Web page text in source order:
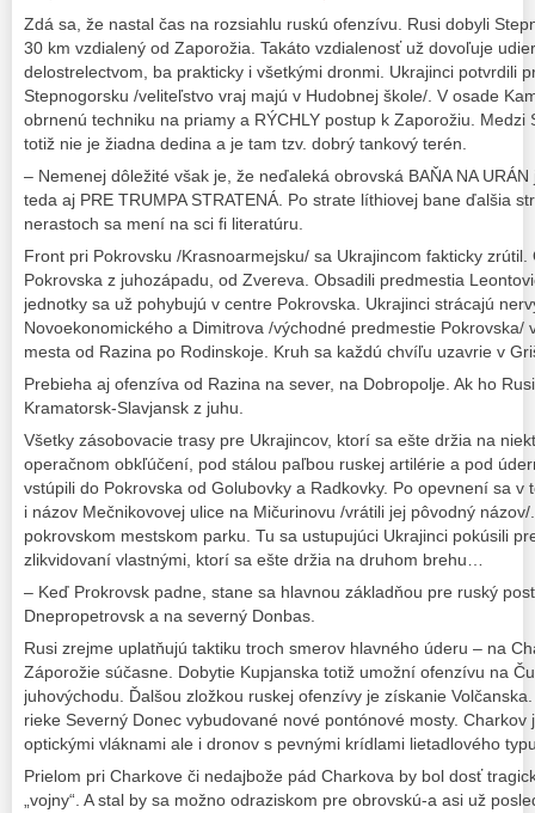
Zdá sa, že nastal čas na rozsiahlu ruskú ofenzívu. Rusi dobyli
30 km vzdialený od Zaporožia. Takáto vzdialenosť už dovoľuje
delostrelectvom, ba prakticky i všetkými dronmi. Ukrajinci potvrdili
Stepnogorsku /veliteľstvo vraj majú v Hudobnej škole/. V osade
obrnenú techniku na priamy a RÝCHLY postup k Zaporožiu.
totiž nie je žiadna dedina a je tam tzv. dobrý tankový terén.
– Nemenej dôležité však je, že neďaleká obrovská BAŇA NA
teda aj PRE TRUMPA STRATENÁ. Po strate líthiovej bane ďalšia
nerastoch sa mení na sci fi literatúru.
Front pri Pokrovsku /Krasnoarmejsku/ sa Ukrajincom fakticky zrútil.
Pokrovska z juhozápadu, od Zvereva. Obsadili predmestia
jednotky sa už pohybujú v centre Pokrovska. Ukrajinci strácajú
Novoekonomického a Dimitrova /východné predmestie Pokrovska/
mesta od Razina po Rodinskoje. Kruh sa každú chvíľu uzavrie v
Prebieha aj ofenzíva od Razina na sever, na Dobropolje. Ak ho
Kramatorsk-Slavjansk z juhu.
Všetky zásobovacie trasy pre Ukrajincov, ktorí sa ešte držia na
operačnom obkľúčení, pod stálou paľbou ruskej artilérie a pod
vstúpili do Pokrovska od Golubovky a Radkovky. Po opevnení sa v
i názov Mečnikovovej ulice na Mičurinovu /vrátili jej pôvodný
pokrovskom mestskom parku. Tu sa ustupujúci Ukrajinci pokúsili
zlikvidovaní vlastnými, ktorí sa ešte držia na druhom brehu…
– Keď Prokrovsk padne, stane sa hlavnou základňou pre ruský
Dnepropetrovsk a na severný Donbas.
Rusi zrejme uplatňujú taktiku troch smerov hlavného úderu – na
Záporožie súčasne. Dobytie Kupjanska totiž umožní ofenzívu na
juhovýchodu. Ďalšou zložkou ruskej ofenzívy je získanie
rieke Severný Donec vybudované nové pontónové mosty.
optickými vláknami ale i dronov s pevnými krídlami lietadlového
Prielom pri Charkove či nedajbože pád Charkova by bol dosť
„vojny“. A stal by sa možno odraziskom pre obrovskú-a asi už